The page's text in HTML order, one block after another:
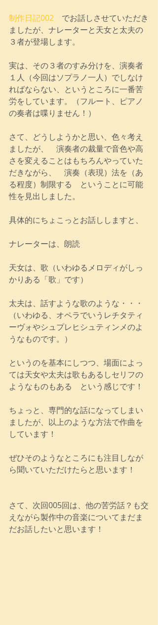
制作日記002 でお話しさせていただき
ましたが、ナレーターと天女と太夫の
３者が登場します。
実は、その３者のすみ分けを、演奏者
１人（今回はソプラノ一人）でしなけ
ればならない、というところに一番苦
労をしています。（フルート、ピアノ
の奏者は喋りません！）
さて、どうしようかと思い、色々考え
ましたが、　演奏者の裁量で音色や高
さを変えることはもちろんやっていた
だきながら、　演奏（表現）法を（あ
る程度）制限する　ということに可能
性を見出しました。
具体的にちょこっとお話ししますと、
ナレーターは、朗読
天女は、歌（いわゆるメロディがしっ
かりある「歌」です）
太夫は、話すような歌のような・・・
（いわゆる、オペラでいうレチタティ
ーヴォやシュプレヒシュティンメのよ
うなものです。）
というのを基本にしつつ、場面によっ
ては天女や太夫は歌もあるしセリフの
ようなものもある　という感じです！
ちょっと、専門的な話になってしまい
ましたが、以上のような方法で作曲を
しています！
ぜひそのようなところにも注目しなが
ら聞いていただけたらと思います！
さて、次回005回は、他の苦労話？も交
えながら製作中の音楽についてまだま
だお話したいと思います！